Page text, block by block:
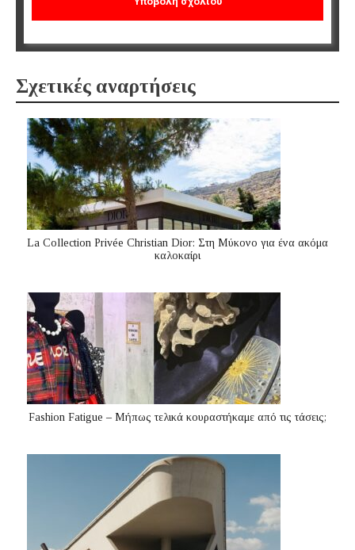
Σχετικές αναρτήσεις
La Collection Privée Christian Dior: Στη Μύκονο για ένα ακόμα
καλοκαίρι
Fashion Fatigue – Μήπως τελικά κουραστήκαμε από τις τάσεις;